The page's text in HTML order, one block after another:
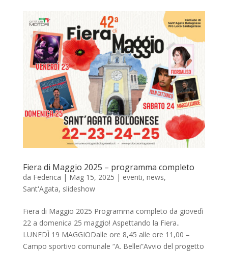
Fiera di Maggio 2025 – programma completo
da Federica | Mag 15, 2025 | eventi, news,
Sant'Agata, slideshow
Fiera di Maggio 2025 Programma completo da giovedì
22 a domenica 25 maggio! Aspettando la Fiera..
LUNEDÌ 19 MAGGIODalle ore 8,45 alle ore 11,00 –
Campo sportivo comunale “A. Bellei”Avvio del progetto